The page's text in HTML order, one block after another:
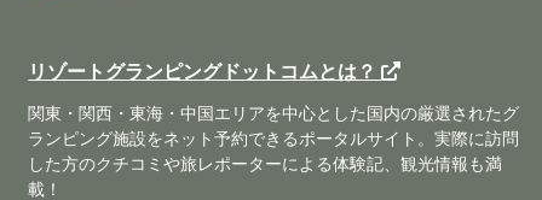
リゾートグランピングドットコムとは？
関東・関西・東海・中国エリアを中心とした国内の厳選されたグ
ランピング施設をネット予約できるポータルサイト。実際に訪問
した方のクチコミや旅レポーターによる体験記、観光情報も満
載！